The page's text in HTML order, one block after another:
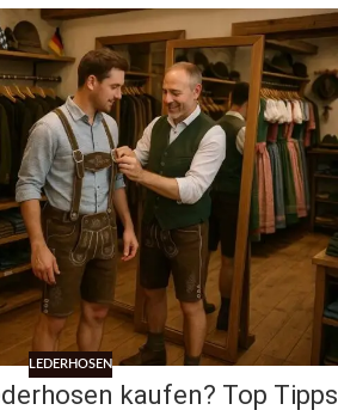
LEDERHOSEN
kaufen? Top Tipps